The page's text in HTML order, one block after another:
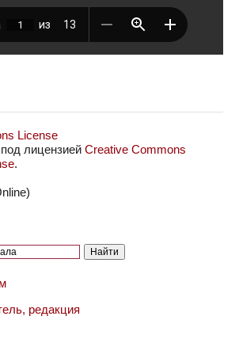
лицензией Creative Commons
.
редакция